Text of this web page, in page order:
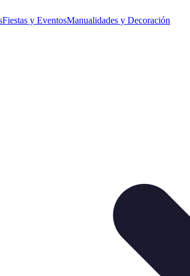
Fiestas y EventosManualidades y Decoración